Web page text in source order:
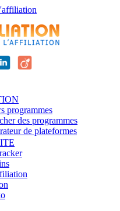
programmes
des programmes
de plateformes